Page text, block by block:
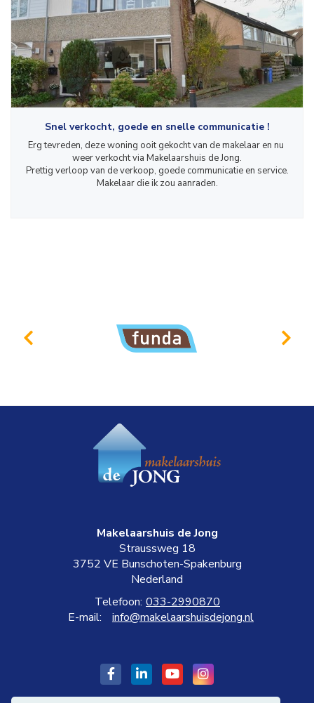
Snel verkocht, goede en snelle communicatie !
Erg tevreden, deze woning ooit gekocht van de makelaar en nu
weer verkocht via Makelaarshuis de Jong.
Prettig verloop van de verkoop, goede communicatie en service.
Makelaar die ik zou aanraden.
Makelaarshuis de Jong
Straussweg 18
3752 VE Bunschoten-Spakenburg
Nederland
Telefoon: 033-2990870
E-mail:
info@makelaarshuisdejong.nl
Vind
ons
LinkedIn
webpagina
YouTube
webpagina
Google+
webpagina